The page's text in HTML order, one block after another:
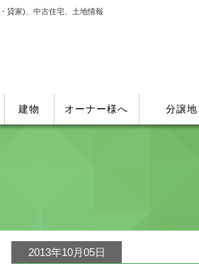
貸家)、中古住宅、土地情報
建物 オーナー様へ 分譲地
2013年10月05日